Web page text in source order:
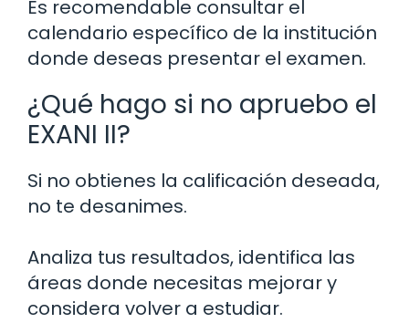
Es recomendable consultar el
calendario específico de la institución
donde deseas presentar el examen.
¿Qué hago si no apruebo el
EXANI II?
Si no obtienes la calificación deseada,
no te desanimes.
Analiza tus resultados, identifica las
áreas donde necesitas mejorar y
considera volver a estudiar.